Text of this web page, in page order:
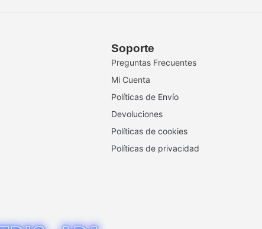
Soporte
Preguntas Frecuentes
Mi Cuenta
Políticas de Envío
Devoluciones
Políticas de cookies
Políticas de privacidad